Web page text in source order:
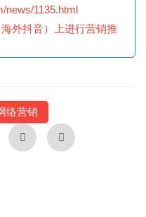
news/1135.html
外抖音）上进行营销推
络营销